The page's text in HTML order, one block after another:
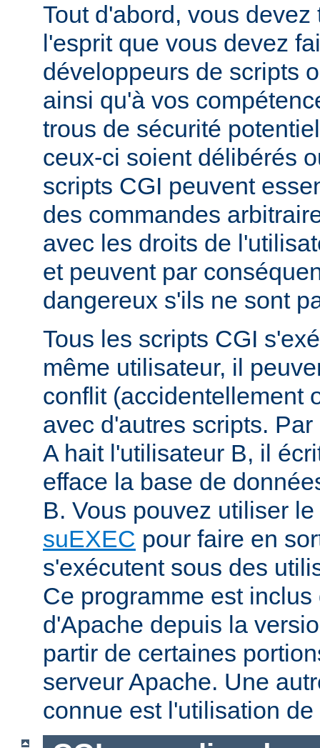
Tout d'abord, vous
l'esprit que vous devez
développeurs de scripts
ainsi qu'à vos
trous de sécurité
ceux-ci soient délibérés
scripts CGI peuvent
des commandes
avec les droits de
et peuvent par
dangereux s'ils ne sont
Tous les scripts CGI
même utilisateur, il
conflit (accidentellement
avec d'autres scripts.
A hait l'utilisateur B, il
efface la base de
B. Vous pouvez utiliser
suEXEC pour faire en
s'exécutent sous des
Ce programme est
d'Apache depuis la
partir de certaines
serveur Apache. Une
connue est l'utilisation de